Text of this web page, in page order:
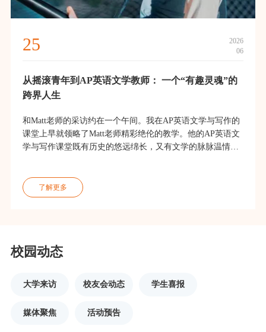
25
2026
06
从摇滚青年到AP英语文学教师： 一个“有趣灵魂”的
跨界人生
和Matt老师的采访约在一个午间。我在AP英语文学与写作的
课堂上早就领略了Matt老师精彩绝伦的教学。他的AP英语文
学与写作课堂既有历史的悠远绵长，又有文学的脉脉温情。
了解更多
校园动态
大学来访 校友会动态 学生喜报
媒体聚焦 活动预告